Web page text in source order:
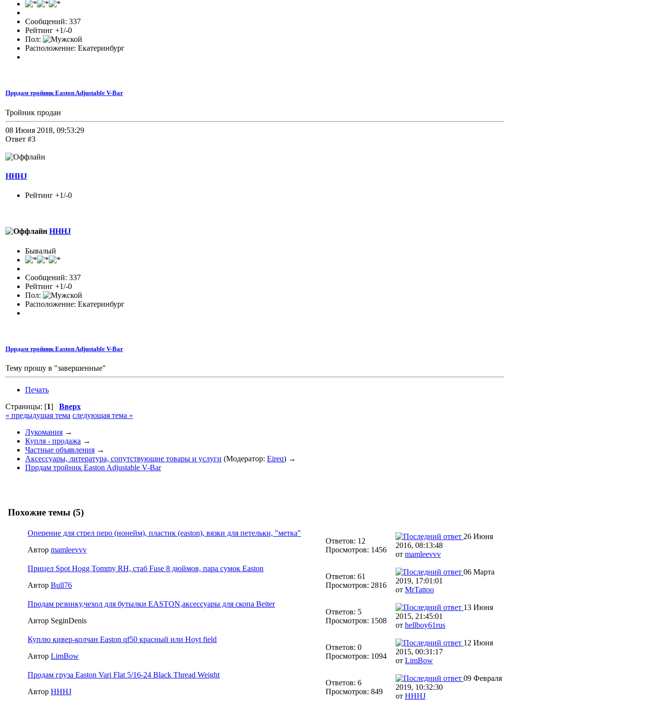
Сообщений: 337
Рейтинг +1/-0
Пол:
Расположение: Екатеринбург
Пррдам тройник Easton Adjustable V-Bar
Тройник продан
08 Июня 2018, 09:53:29
Ответ #3
HHHJ
Рейтинг +1/-0
HHHJ
Бывалый
Сообщений: 337
Рейтинг +1/-0
Пол:
Расположение: Екатеринбург
Пррдам тройник Easton Adjustable V-Bar
Тему прошу в "завершенные"
Печать
Страницы: [1] Вверх
« предыдущая тема следующая тема »
Лукомания →
Купля - продажа →
Частные объявления →
Аксессуары, литература, сопутствующие товары и услуги (Модератор: Eireq) →
Пррдам тройник Easton Adjustable V-Bar
Похожие темы (5)
Оперение для стрел перо (нонейм), пластик (easton), вязки для петельки, "метка"
Автор mamleevvv
Ответов: 12
Просмотров: 1456
26 Июня
2016, 08:13:48
от mamleevvv
Прицел Spot Hogg Tommy RH, стаб Fuse 8 дюймов, пара сумок Easton
Автор Bull76
Ответов: 61
Просмотров: 2816
06 Марта
2019, 17:01:01
от MrTattoo
Продам резинку,чехол для бутылки EASTON,аксессуары для скопа Beiter
Автор SeginDenis
Ответов: 5
Просмотров: 1508
13 Июня
2015, 21:45:01
от hellboy61rus
Куплю кивер-колчан Easton qf50 красный или Hoyt field
Автор LimBow
Ответов: 0
Просмотров: 1094
12 Июня
2015, 00:31:17
от LimBow
Продам груза Easton Vari Flat 5/16-24 Black Thread Weight
Автор HHHJ
Ответов: 6
Просмотров: 849
09 Февраля
2019, 10:32:30
от HHHJ